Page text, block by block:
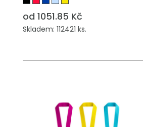
od 1051.85 Kč
Skladem: 112421 ks.